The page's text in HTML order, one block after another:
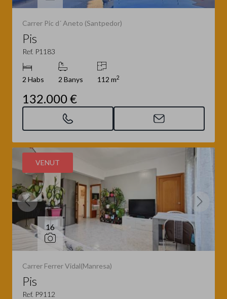
Carrer Pic d´ Aneto (Santpedor)
Pis
Ref. P1183
2 Habs 2 Banys 112 m2
132.000 €
VENUT
16
Carrer Ferrer Vidal(Manresa)
Pis
Ref. P9112